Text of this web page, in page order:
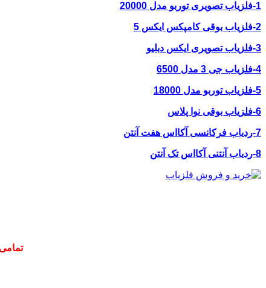
1-فلزیاب تصویری توربو مدل 20000
2-فلزیاب بوقی کامپکس ایکس 5
3-فلزیاب تصویری ایکس دبلیو
4-فلزیاب جی 3 مدل 6500
5-فلزیاب توربو مدل 18000
6-فلزیاب بوقی نوا پلاس
7-ردیاب فرکانسی آکااس هفت آنتن
8-ردیاب آنتنی آکااس تک آنتن